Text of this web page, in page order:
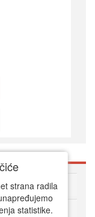
strana radila
statistike.